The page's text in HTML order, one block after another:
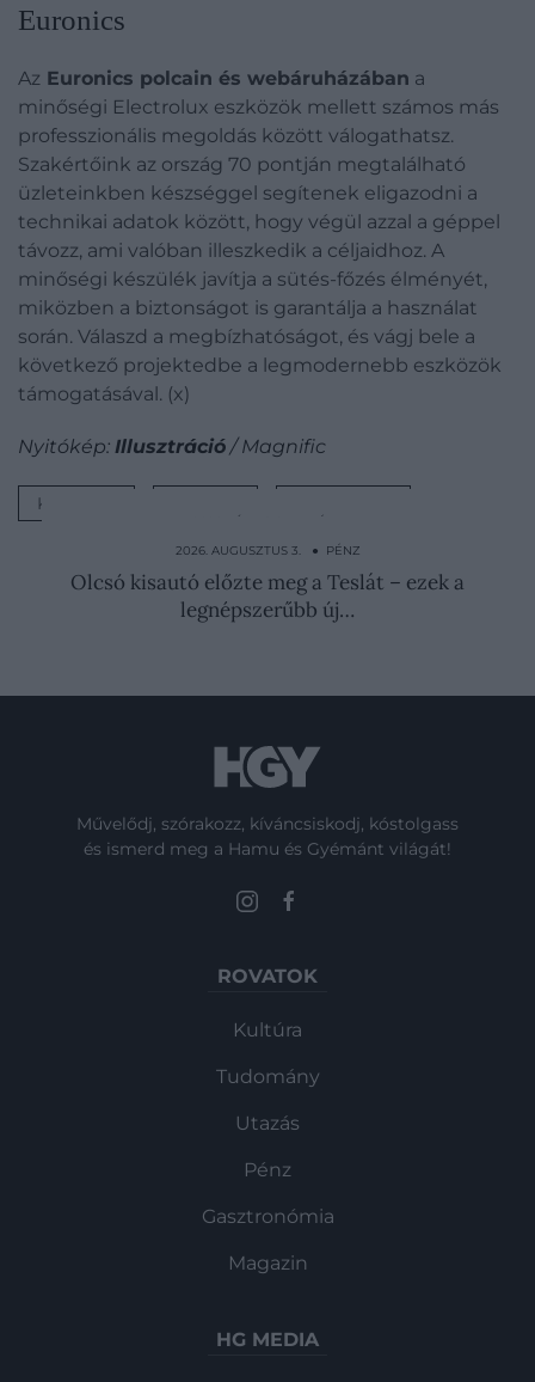
Euronics
Az Euronics polcain és webáruházában a
minőségi Electrolux eszközök mellett számos más
professzionális megoldás között válogathatsz.
Szakértőink az ország 70 pontján megtalálható
üzleteinkben készséggel segítenek eligazodni a
technikai adatok között, hogy végül azzal a géppel
távozz, ami valóban illeszkedik a céljaidhoz. A
minőségi készülék javítja a sütés-főzés élményét,
miközben a biztonságot is garantálja a használat
során. Válaszd a megbízhatóságot, és vágj bele a
következő projektedbe a legmodernebb eszközök
támogatásával. (x)
Nyitókép: Illusztráció / Magnific
KONYHA
2026. JÚLIUS 8. ● PÉNZ
DeltaTrace: így válik érthetővé a Forma-1
2026. AUGUSZTUS 3. ● PÉNZ
Olcsó kisautó előzte meg a Teslát – ezek a
legnépszerűbb új…
Művelődj, szórakozz, kíváncsiskodj, kóstolgass
és ismerd meg a Hamu és Gyémánt világát!
ROVATOK
Kultúra
Tudomány
Utazás
Pénz
Gasztronómia
Magazin
HG MEDIA